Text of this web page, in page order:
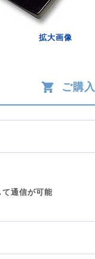
拡大画像
ご購入
通信が可能